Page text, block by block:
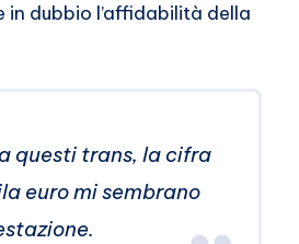
in dubbio l’affidabilità della
questi trans, la cifra
euro mi sembrano